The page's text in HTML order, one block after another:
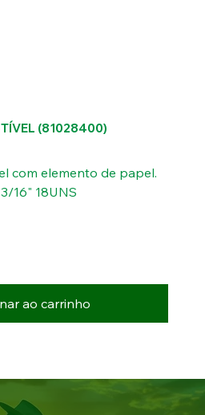
(81028400)
com elemento de papel.
16" 18UNS
ao carrinho